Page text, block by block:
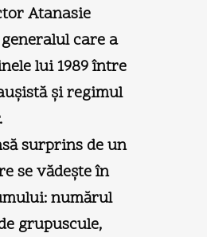
Atanasie
care a
lui 1989 între
şi regimul
surprins de un
se vădeşte în
numărul
grupuscule,